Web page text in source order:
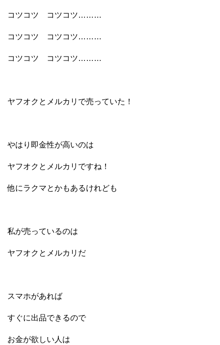
コツコツ コツコツ………
コツコツ コツコツ………
コツコツ コツコツ………
ヤフオクとメルカリで売っていた！
やはり即金性が高いのは
ヤフオクとメルカリですね！
他にラクマとかもあるけれども
私が売っているのは
ヤフオクとメルカリだ
スマホがあれば
すぐに出品できるので
お金が欲しい人は